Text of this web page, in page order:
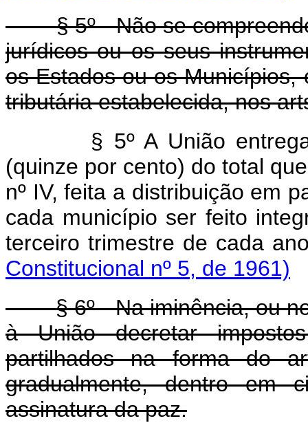
§ 5º - Não se
jurídicos ou os seus
os Estados ou os
tributária estabelecida, nos
§ 5º A União
(quinze por cento) do total
nº IV, feita a distribuição em
cada município ser feito
terceiro trimestre de
Constitucional nº 5, de 1961)
§ 6º - Na iminência, ou
à União decretar
partilhados na forma do
gradualmente, dentro em
assinatura da paz.